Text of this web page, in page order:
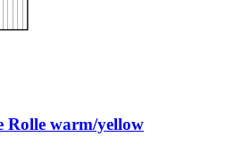
Rolle warm/yellow